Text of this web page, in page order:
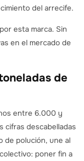
del arrecife.
esta marca. Sin
en el mercado de
de
entre 6.000 y
cifras descabelladas
de polución, une al
poner fin a